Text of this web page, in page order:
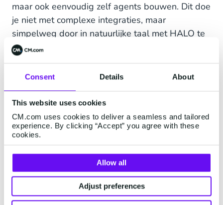
Consent Details About
This website uses cookies
CM.com uses cookies to deliver a seamless and tailored
experience. By clicking “Accept” you agree with these
cookies.
Allow all
Adjust preferences
maar ook eenvoudig zelf agents bouwen. Dit doe
je niet met complexe integraties, maar
simpelweg door in natuurlijke taal met HALO te
communiceren. Daarmee combineert HALO
laagdrempelig gebruik met de mogelijkheid om
verder te customizen.
Voorbeeldvragen om te stellen:
Vereist het platform technische kennis (bijv.
drag-and-drop bouwen) of is het geschikt
voor niet-technische gebruikers?
Biedt het platform zowel (eenvoudige)
templated agents als mogelijkheden om
custom agents te ontwikkelen?